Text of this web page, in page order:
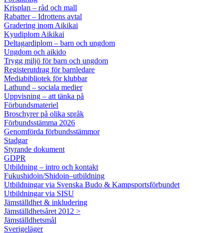
Krisplan – råd och mall
Rabatter – Idrottens avtal
Gradering inom Aikikai
Kyudiplom Aikikai
Deltagardiplom – barn och ungdom
Ungdom och aikido
Trygg miljö för barn och ungdom
Registerutdrag för barnledare
Mediabibliotek för klubbar
Lathund – sociala medier
Uppvisning – att tänka på
Förbundsmateriel
Broschyrer på olika språk
Förbundsstämma 2026
Genomförda förbundsstämmor
Stadgar
Styrande dokument
GDPR
Utbildning – intro och kontakt
Fukushidoin/Shidoin–utbildning
Utbildningar via Svenska Budo & Kampsportsförbundet
Utbildningar via SISU
Jämställdhet & inkludering
Jämställdhetsåret 2012 >
Jämställdhetsmål
Sverigeläger